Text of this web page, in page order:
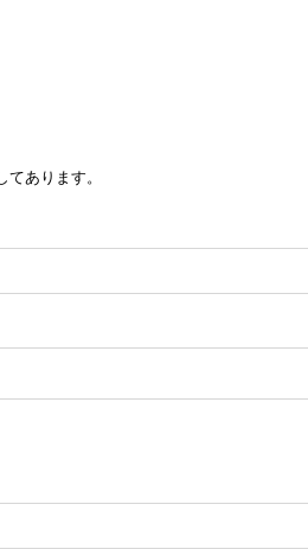
てあります。